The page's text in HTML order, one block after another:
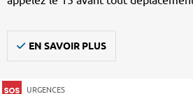
EN SAVOIR PLUS
URGENCES